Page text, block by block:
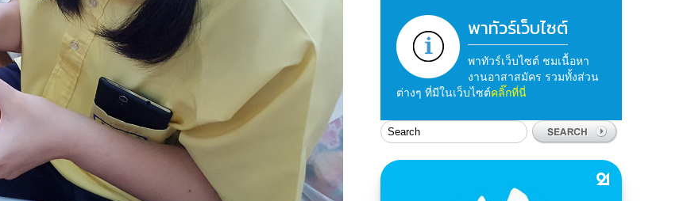
พาทัวร์เว็บไซต์
พาทัวร์เว็บไซต์ ชมเนื้อหา
งานอาสาสมัคร รวมทั้งส่วน
ต่างๆ ที่มีในเว็บไซต์คลิ๊กที่นี่